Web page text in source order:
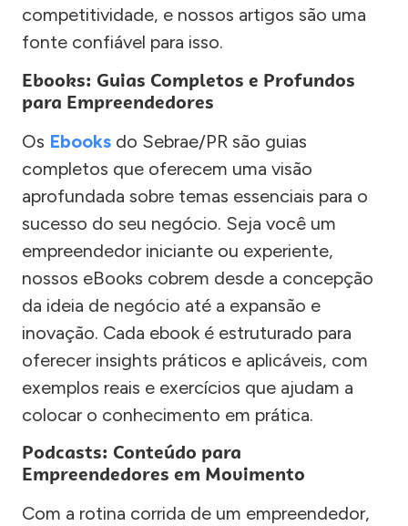
competitividade, e nossos artigos são uma
fonte confiável para isso.
Ebooks: Guias Completos e Profundos
para Empreendedores
Os Ebooks do Sebrae/PR são guias
completos que oferecem uma visão
aprofundada sobre temas essenciais para o
sucesso do seu negócio. Seja você um
empreendedor iniciante ou experiente,
nossos eBooks cobrem desde a concepção
da ideia de negócio até a expansão e
inovação. Cada ebook é estruturado para
oferecer insights práticos e aplicáveis, com
exemplos reais e exercícios que ajudam a
colocar o conhecimento em prática.
Podcasts: Conteúdo para
Empreendedores em Movimento
Com a rotina corrida de um empreendedor,